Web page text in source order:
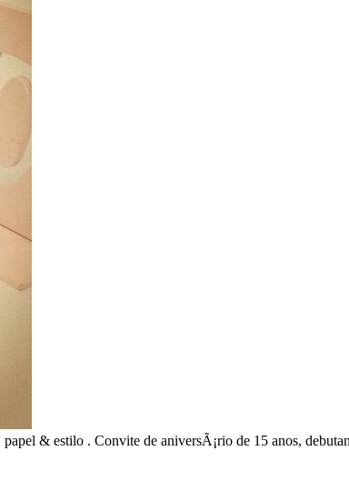
& estilo . Convite de aniversÃ¡rio de 15 anos,